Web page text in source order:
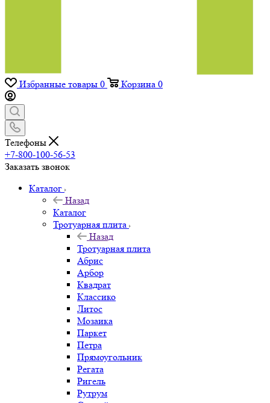
Избранные товары 0 Корзина 0
Телефоны
+7-800-100-56-53
Заказать звонок
Каталог
Назад
Каталог
Тротуарная плита
Назад
Тротуарная плита
Абрис
Арбор
Квадрат
Классико
Литос
Мозаика
Паркет
Петра
Прямоугольник
Регата
Ригель
Рутрум